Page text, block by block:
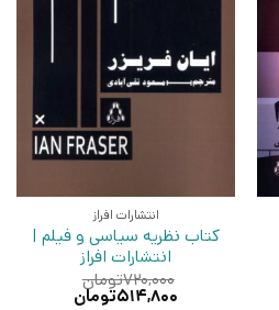
انتشارات افراز
کتاب نظریه سیاسی و فیلم |
انتشارات افراز
۷۲۰,۰۰۰تومان
قیمت
۵۱۴,۸۰۰تومان